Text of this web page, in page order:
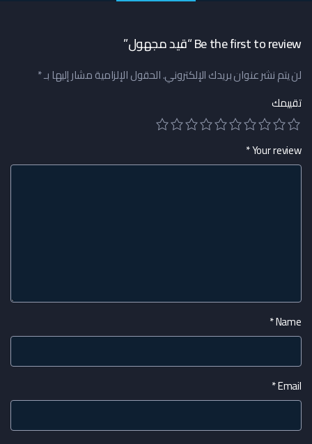
Be the first to review “قيد مجهول”
لن يتم نشر عنوان بريدك الإلكتروني.الحقول الإلزامية مشار إليها بـ*
تقييمك
Your review
*
Name
*
Email
*